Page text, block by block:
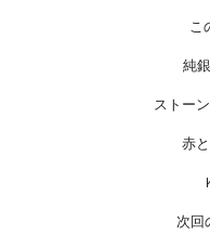
こ
純
ストー
赤
次回